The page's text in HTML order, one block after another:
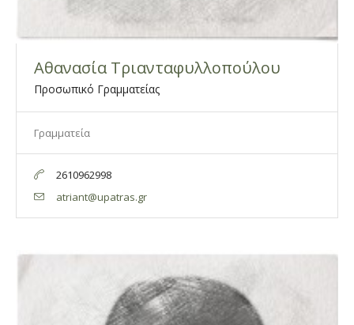
Αθανασία Τριανταφυλλοπούλου
Προσωπικό Γραμματείας
Γραμματεία
2610962998
atriant@upatras.gr